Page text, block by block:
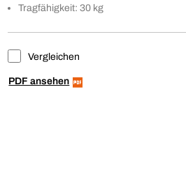
Tragfähigkeit: 30 kg
Vergleichen
PDF ansehen